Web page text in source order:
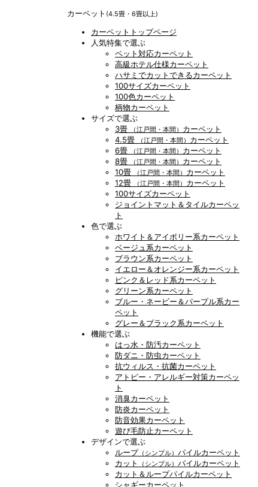
カーペット (4.5畳・6畳以上)
カーペットトップページ
人気特集で選ぶ
ペット対応カーペット
高級ホテル仕様カーペット
ハサミでカットできるカーペット
100サイズカーペット
100色カーペット
柄物カーペット
サイズで選ぶ
3畳
（江戸間・本間） カーペット
4.5畳
（江戸間・本間） カーペット
6畳
（江戸間・本間） カーペット
8畳
（江戸間・本間） カーペット
10畳
（江戸間・本間） カーペット
12畳
（江戸間・本間） カーペット
100サイズカーペット
ジョイントマット＆タイルカーペッ
ト
色で選ぶ
ホワイト＆アイボリー系カーペット
ベージュ系カーペット
ブラウン系カーペット
イエロー＆オレンジー系カーペット
ピンク＆レッド系カーペット
グリーン系カーペット
ブルー・ネービー＆パープル系カー
ペット
グレー＆ブラック系カーペット
機能で選ぶ
はっ水・防汚カーペット
防ダニ・防虫カーペット
抗ウィルス・抗菌カーペット
アトピー・アレルギー対策カーペッ
ト
消臭カーペット
防炎カーペット
防音効果カーペット
遊び毛防止カーペット
デザインで選ぶ
ループ （シンプル） パイルカーペット
カット
（シンプル） パイルカーペット
カット＆ループパイルカーペット
シャギーカーペット